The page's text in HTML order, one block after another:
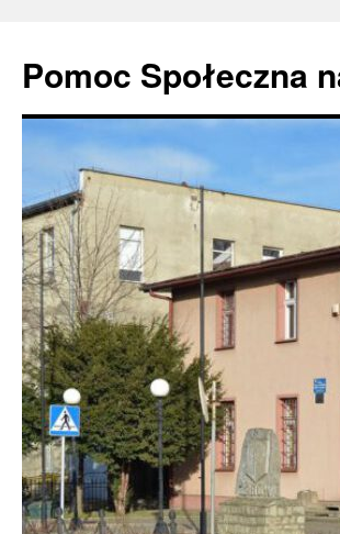
Pomoc Społeczna